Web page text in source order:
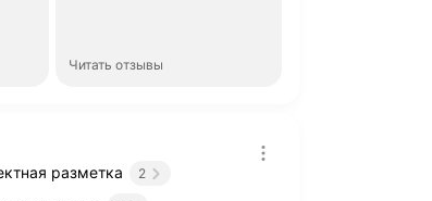
Читать отзывы
разметка 2